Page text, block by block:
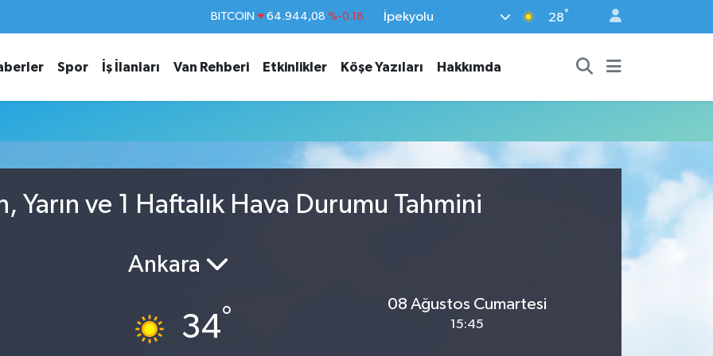
BITCOIN 64.944,08 %-0.18
EURO 55,2510 %0.32
STERLİN 64,4811 %0.38
%-14
İpekyolu 28°
Spor İş İlanları Van Rehberi Etkinlikler Köşe Yazıları Hakkımda
Yarın ve 1 Haftalık Hava Durumu Tahmini
Ankara
34°
08 Ağustos Cumartesi
15:45